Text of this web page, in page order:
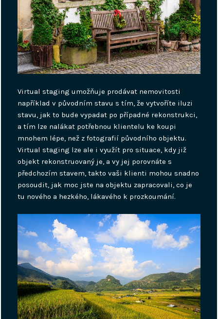
Virtual staging umožňuje prodávat nemovitosti
například v původním stavu s tím, že vytvoříte iluzi
stavu, jak to bude vypadat po případné rekonstrukci,
a tím lze nalákat potřebnou klientelu ke koupi
mnohem lépe, než z fotografií původního objektu.
Virtual staging lze ale i využít pro situace, kdy již
objekt rekonstruovaný je, a vy jej porovnáte s
předchozím stavem, takto vaši klienti mohou snadno
posoudit, jak moc jste na objektu zapracovali, co je
tu nového a hezkého, lákavého k prozkoumání.